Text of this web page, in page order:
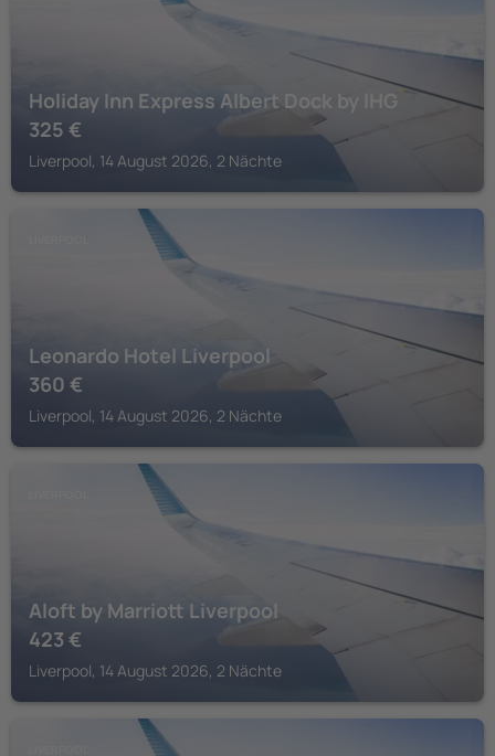
Holiday Inn Express Albert Dock by IHG
325 €
Liverpool, 14 August 2026, 2 Nächte
Leonardo Hotel Liverpool
360 €
Liverpool, 14 August 2026, 2 Nächte
Aloft by Marriott Liverpool
423 €
Liverpool, 14 August 2026, 2 Nächte